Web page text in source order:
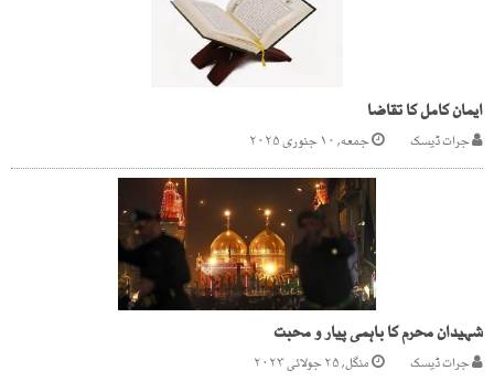
ایمان کامل کا تقاضا
جرات ڈیسک جمعه, ۱۰ جنوری ۲۰۲۵
شہیدان محرم کا باہمی پیار و محبت
جرات ڈیسک منگل, ۲۵ جولائی ۲۰۲۳